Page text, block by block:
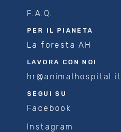
F.A.Q.
PER IL PIANETA
La foresta AH
LAVORA CON NOI
hr@animalhospital.it
SEGUI SU
Facebook
Instagram